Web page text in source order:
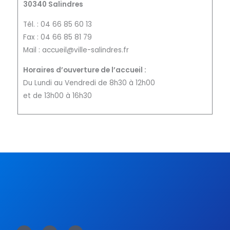
30340 Salindres
Tél. : 04 66 85 60 13
Fax : 04 66 85 81 79
Mail : accueil@ville-salindres.fr
Horaires d’ouverture de l’accueil :
Du Lundi au Vendredi de 8h30 à 12h00
et de 13h00 à 16h30